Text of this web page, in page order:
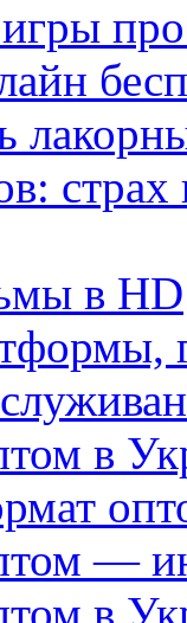
в HD
в
—